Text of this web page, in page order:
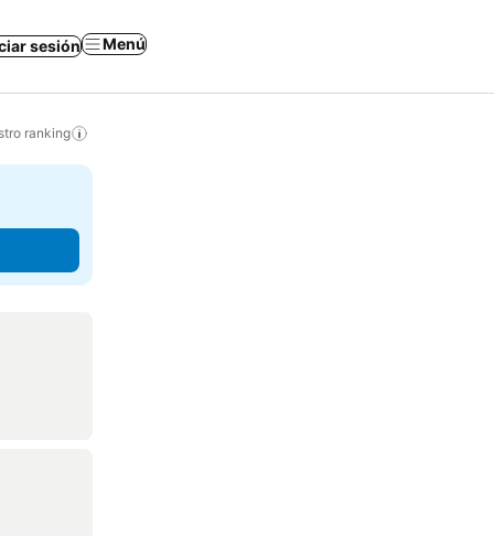
sesión Menú
ranking